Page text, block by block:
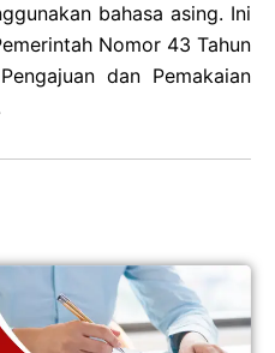
bahasa asing. Ini
Nomor 43 Tahun
dan Pemakaian